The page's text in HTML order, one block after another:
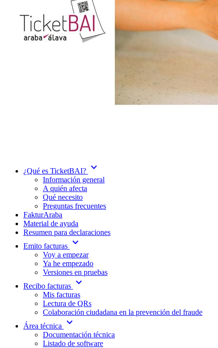
¿Qué es TicketBAI? expand_more
Información general
A quién afecta
Qué necesito
Preguntas frecuentes
FakturAraba
Material de ayuda
Resumen para declaraciones
Emito facturas expand_more
Voy a empezar
Ya he empezado
Versiones en pruebas
Recibo facturas expand_more
Mis facturas
Lectura de QRs
Colaboración ciudadana en la prevención del fraude
Área técnica
expand_more
Documentación técnica
Listado de software